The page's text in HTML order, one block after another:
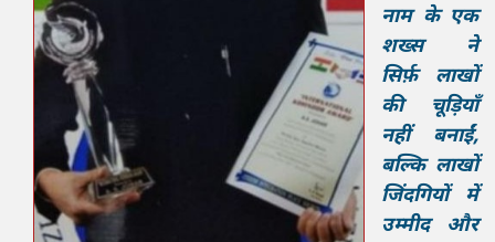
नाम के एक
शख्स ने
सिर्फ़ लाखों
की चूड़ियाँ
नहीं बनाईं,
बल्कि लाखों
जिंदगियों में
उम्मीद और